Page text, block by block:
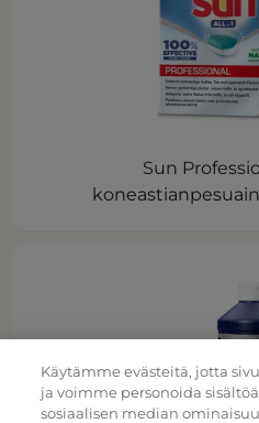
Sun
Käytämme evästeitä, jotta
ja voimme personoida
sosiaalisen median